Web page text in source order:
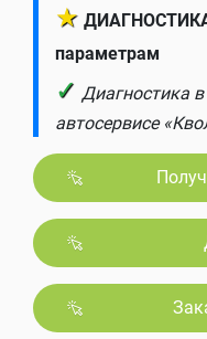
★ ДИАГНОСТИКА
параметрам
✓ Диагностика
автосервисе